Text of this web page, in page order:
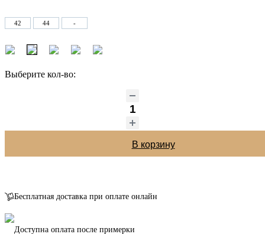
42 44 -
Выберите кол-во:
В корзину
Бесплатная доставка при оплате онлайн
Доступна оплата после примерки